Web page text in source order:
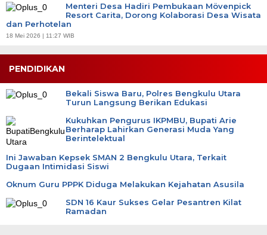
Menteri Desa Hadiri Pembukaan Mövenpick
Resort Carita, Dorong Kolaborasi Desa Wisata
dan Perhotelan
18 Mei 2026 | 11:27 WIB
PENDIDIKAN
Bekali Siswa Baru, Polres Bengkulu Utara
Turun Langsung Berikan Edukasi
Kukuhkan Pengurus IKPMBU, Bupati Arie
Berharap Lahirkan Generasi Muda Yang
Berintelektual
Ini Jawaban Kepsek SMAN 2 Bengkulu Utara, Terkait
Dugaan Intimidasi Siswi
Oknum Guru PPPK Diduga Melakukan Kejahatan Asusila
SDN 16 Kaur Sukses Gelar Pesantren Kilat
Ramadan